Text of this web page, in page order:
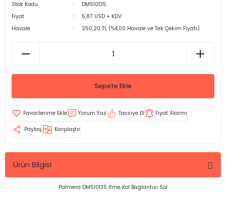
Stok Kodu
DM510135
Fiyat
5,87 USD + KDV
Havale
250,20 TL (%4,00 Havale ve Tek Çekim Fiyatı)
Sepete Ekle
Yorum Yaz Tavsiye Et Fiyat Alarmı
Paylaş Karşılaştır
Ürün Bilgisi
Palmera DM510135 İtme Kol Bağlantısı Sol